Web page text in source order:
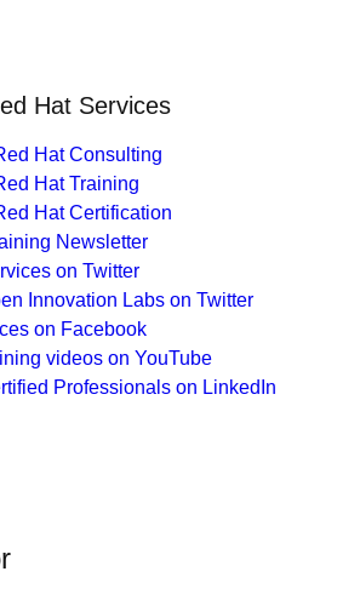
Hat Services
Hat Consulting
Hat Training
Hat Certification
Newsletter
on Twitter
Innovation Labs on Twitter
on Facebook
videos on YouTube
Professionals on LinkedIn